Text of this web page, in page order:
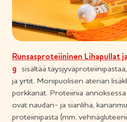
Runsasproteiininen Lihapullat
g sisältää
ja yrtit. Monipuolisen aterian
porkkanat. Proteiinia
ovat naudan- ja sianliha,
proteiinipasta (mm.